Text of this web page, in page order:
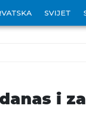
SVIJET
i